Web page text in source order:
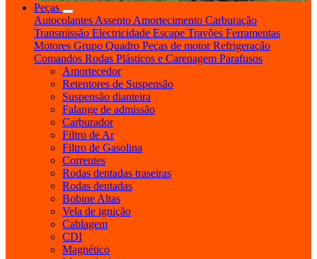
Peças
Autocolantes Assento Amortecimento Carburação
Transmissão Electricidade Escape Travões Ferramentas
Motores Grupo Quadro Peças de motorRefrigeração
Comandos Rodas Plásticos e Carenagem Parafusos
Amortecedor
Retentores de Suspensão
Suspensão dianteira
Falange de admissão
Carburador
Filtro de Ar
Filtro de Gasolina
Correntes
Rodas dentadas traseiras
Rodas dentadas
Bobine Altas
Vela de ignição
Cablagem
CDI
Magnético